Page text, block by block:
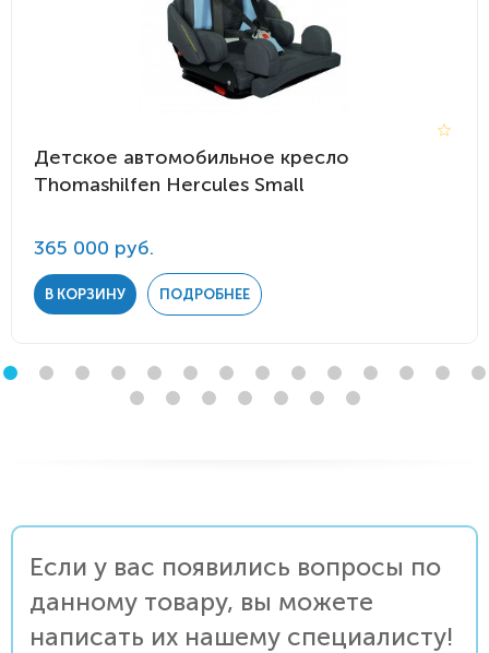
Детское автомобильное кресло
Thomashilfen Hercules Small
365 000 руб.
В КОРЗИНУ ПОДРОБНЕЕ
Если у вас появились вопросы по
данному товару, вы можете
написать их нашему специалисту!